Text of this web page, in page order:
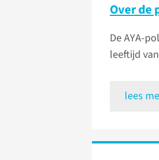
Over de
De AYA-
leeftijd
lees